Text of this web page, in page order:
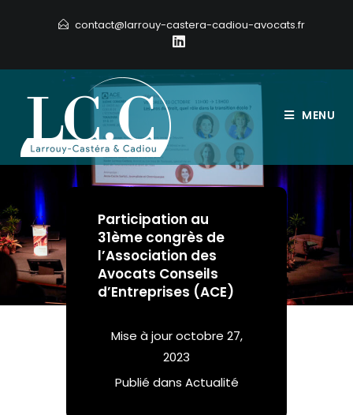
contact@larrouy-castera-cadiou-avocats.fr
MENU
Participation au
31ème congrès de
l’Association des
Avocats Conseils
d’Entreprises (ACE)
Mise à jouroctobre 27,
2023
Publié dans Actualité